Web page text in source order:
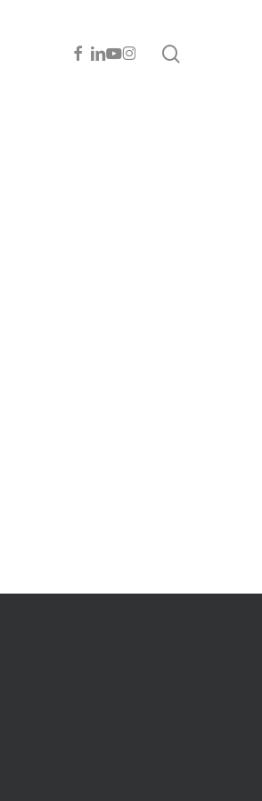
FACEBOOK
LINKEDIN
YOUTUBE
INSTAGRAM